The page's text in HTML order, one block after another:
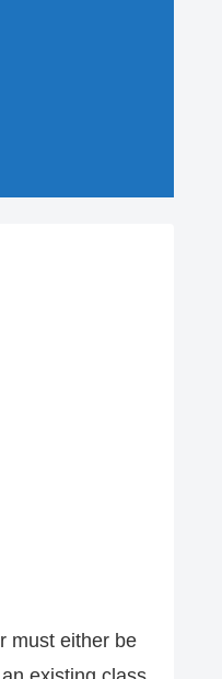
must either be